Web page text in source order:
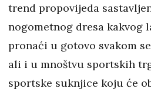
trend propovijeda
nogometnog dresa kakvog
pronaći u gotovo svakom
ali i u mnoštvu sportskih
sportske suknjice koju će